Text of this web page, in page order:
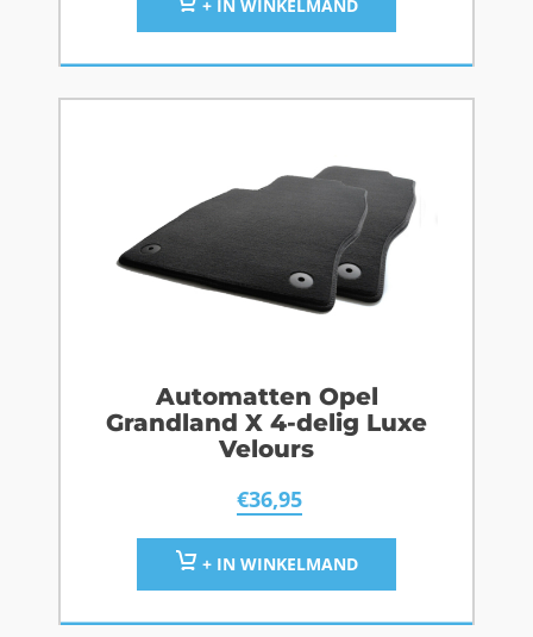
+ IN WINKELMAND
Automatten Opel
Grandland X 4-delig Luxe
Velours
€36,95
+ IN WINKELMAND